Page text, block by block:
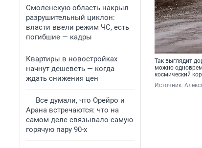
Смоленскую область накрыл
разрушительный циклон:
власти ввели режим ЧС, есть
погибшие — кадры
Квартиры в новостройках
начнут дешеветь — когда
ждать снижения цен
Все думали, что Орейро и
Арана встречаются: что на
самом деле связывало самую
горячую пару 90-х
Так выглядит
можно
космический
Источник: